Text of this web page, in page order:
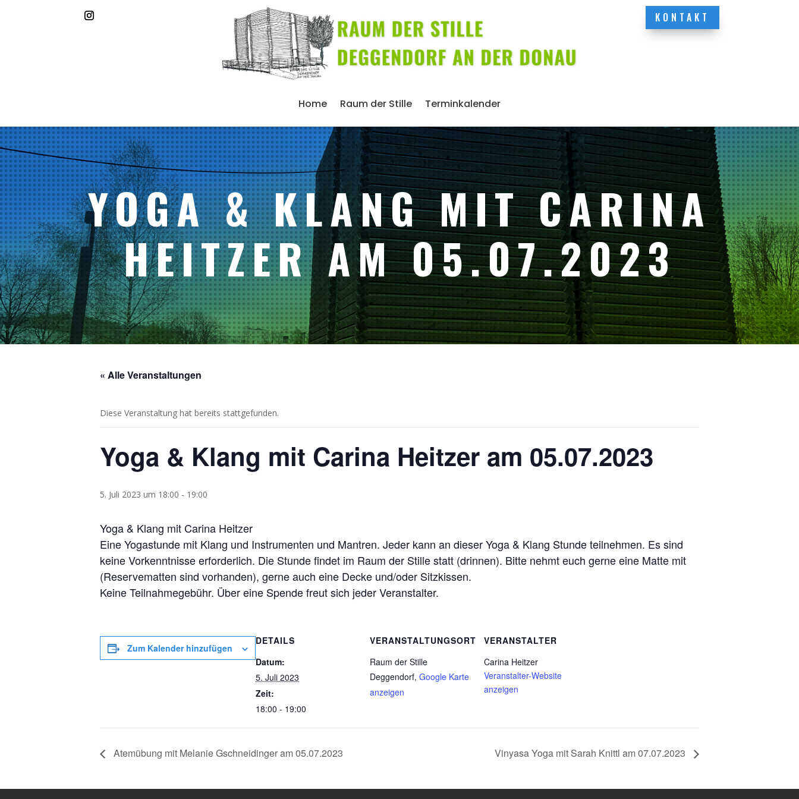
Home Raum der Stille Terminkalender
KONTAKT
YOGA & KLANG MIT CARINA
HEITZER AM 05.07.2023
« Alle Veranstaltungen
Diese Veranstaltung hat bereits stattgefunden.
Yoga & Klang mit Carina Heitzer am 05.07.2023
5. Juli 2023 um 18:00 - 19:00
Yoga & Klang mit Carina Heitzer
Eine Yogastunde mit Klang und Instrumenten und Mantren. Jeder kann an dieser Yoga & Klang Stunde teilnehmen. Es sind
keine Vorkenntnisse erforderlich. Die Stunde findet im Raum der Stille statt (drinnen). Bitte nehmt euch gerne eine Matte mit
(Reservematten sind vorhanden), gerne auch eine Decke und/oder Sitzkissen.
Keine Teilnahmegebühr. Über eine Spende freut sich jeder Veranstalter.
Zum Kalender hinzufügen
DETAILS
Datum:
5. Juli 2023
Zeit:
18:00 - 19:00
VERANSTALTUNGSORT
Raum der Stille
Deggendorf, Google Karte
anzeigen
VERANSTALTER
Carina Heitzer
Veranstalter-Website
anzeigen
Atemübung mit Melanie Gschneidinger am 05.07.2023 Vinyasa Yoga mit Sarah Knittl am 07.07.2023